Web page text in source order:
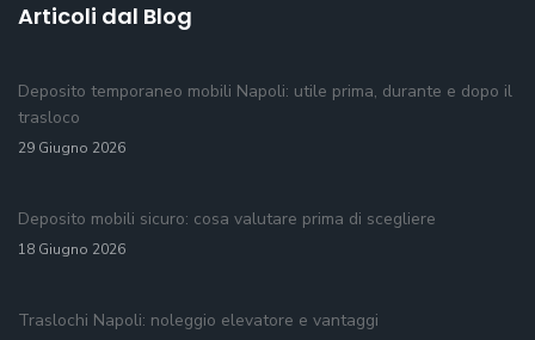
Articoli dal Blog
Deposito temporaneo mobili Napoli: utile prima, durante e dopo il
trasloco
29 Giugno 2026
Deposito mobili sicuro: cosa valutare prima di scegliere
18 Giugno 2026
Traslochi Napoli: noleggio elevatore e vantaggi